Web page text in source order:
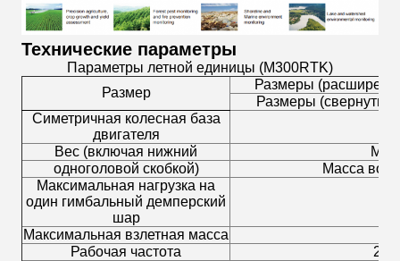
Технические параметры
Параметры летной единицы (M300RTK)
Размер
Размеры
Размеры
Симетричная колесная база
двигателя
Вес (включая нижний
одноголовой скобкой)
Масса
Максимальная нагрузка на
один гимбальный демперский
шар
Максимальная взлетная масса
Рабочая частота